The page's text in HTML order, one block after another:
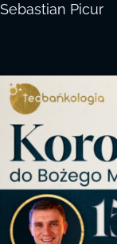
Sebastian Picur